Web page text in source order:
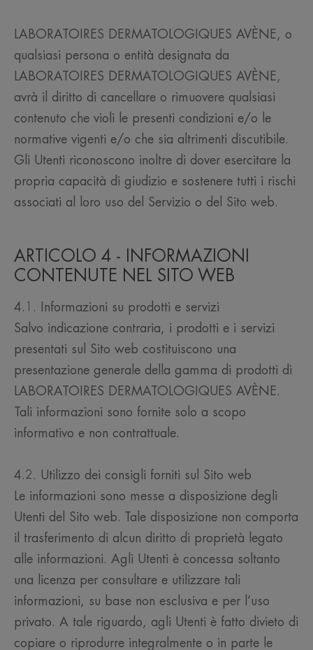
LABORATOIRES DERMATOLOGIQUES AVÈNE, o
qualsiasi persona o entità designata da
LABORATOIRES DERMATOLOGIQUES AVÈNE,
avrà il diritto di cancellare o rimuovere qualsiasi
contenuto che violi le presenti condizioni e/o le
normative vigenti e/o che sia altrimenti discutibile.
Gli Utenti riconoscono inoltre di dover esercitare la
propria capacità di giudizio e sostenere tutti i rischi
associati al loro uso del Servizio o del Sito web.
ARTICOLO 4 - INFORMAZIONI
CONTENUTE NEL SITO WEB
4.1. Informazioni su prodotti e servizi
Salvo indicazione contraria, i prodotti e i servizi
presentati sul Sito web costituiscono una
presentazione generale della gamma di prodotti di
LABORATOIRES DERMATOLOGIQUES AVÈNE.
Tali informazioni sono fornite solo a scopo
informativo e non contrattuale.
4.2. Utilizzo dei consigli forniti sul Sito web
Le informazioni sono messe a disposizione degli
Utenti del Sito web. Tale disposizione non comporta
il trasferimento di alcun diritto di proprietà legato
alle informazioni. Agli Utenti è concessa soltanto
una licenza per consultare e utilizzare tali
informazioni, su base non esclusiva e per l’uso
privato. A tale riguardo, agli Utenti è fatto divieto di
copiare o riprodurre integralmente o in parte le